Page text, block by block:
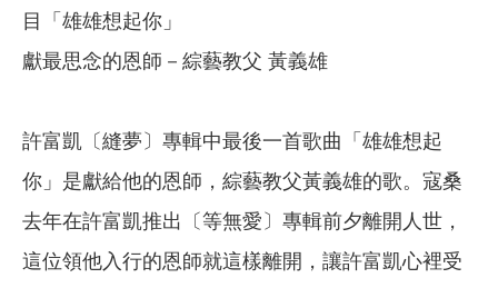
目「雄雄想起你」
獻最思念的恩師－綜藝教父 黃義雄
許富凱〔縫夢〕專輯中最後一首歌曲「雄雄想起
你」是獻給他的恩師，綜藝教父黃義雄的歌。寇桑
去年在許富凱推出〔等無愛〕專輯前夕離開人世，
這位領他入行的恩師就這樣離開，讓許富凱心裡受